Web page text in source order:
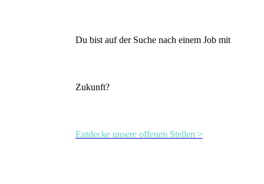
Du bist auf der Suche nach einem Job mit
Zukunft?
Entdecke unsere offenen Stellen >